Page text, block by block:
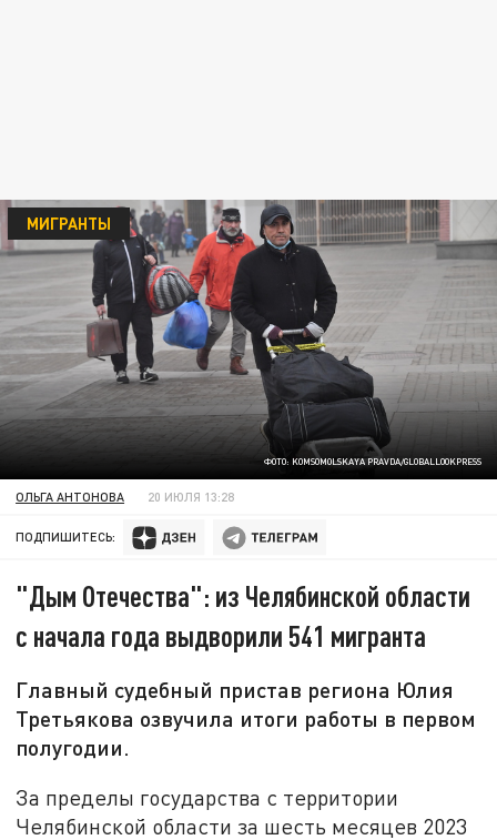
ФОТО: KOMSOMOLSKAYA PRAVDA/GLOBALLOOKPRESS
МИГРАНТЫ
ОЛЬГА АНТОНОВА 20 ИЮЛЯ 13:28
ПОДПИШИТЕСЬ:
"Дым Отечества": из Челябинской области
с начала года выдворили 541 мигранта
Главный судебный пристав региона Юлия
Третьякова озвучила итоги работы в первом
полугодии.
За пределы государства с территории
Челябинской области за шесть месяцев 2023